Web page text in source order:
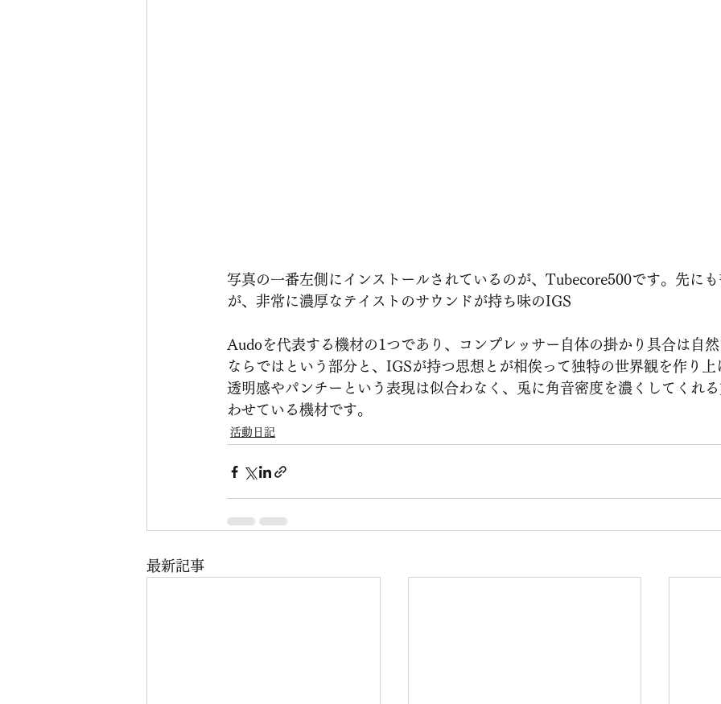
写真の一番左側にインストールされているのが、Tubecore500です。先に
が、非常に濃厚なテイストのサウンドが持ち味のIGS
Audoを代表する機材の1つであり、コンプレッサー自体の掛かり具合は自
ならではという部分と、IGSが持つ思想とが相俟って独特の世界観を作り上
透明感やパンチーという表現は似合わなく、兎に角音密度を濃くしてくれ
わせている機材です。
活動日記
最新記事